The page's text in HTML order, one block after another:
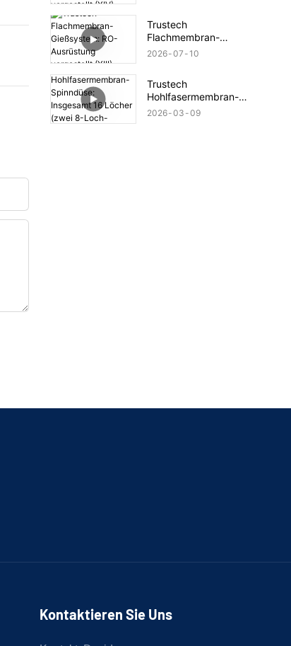
Trustech
Flachmembran-
Gießsystem: RO-
2026 07 10
Trustech
Hohlfasermembran-
Spinndüse: Insgesamt
2026 03 09
Kontaktieren Sie Uns